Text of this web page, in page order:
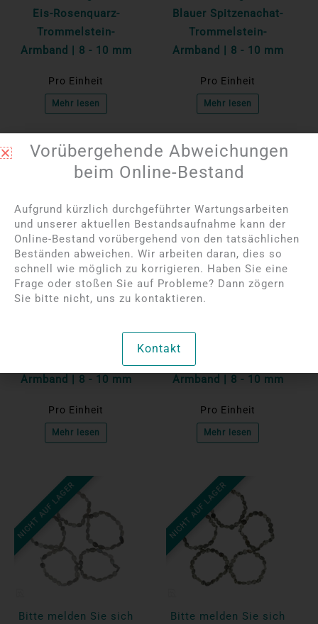
Eis-Rosenquarz-
Trommelstein-
Armband | 8 - 10 mm
Pro Einheit
Mehr lesen
Blauer Spitzenachat-
Trommelstein-
Armband | 8 - 10 mm
Pro Einheit
Mehr lesen
NICHT AUF LAGER
Bitte melden Sie sich
an, um die Preise
Armband | 8 - 10 mm
Pro Einheit
Mehr lesen
NICHT AUF LAGER
Bitte melden Sie sich
an, um die Preise
Trommelstein-
Armband | 8 - 10 mm
Pro Einheit
Mehr lesen
NICHT AUF LAGER
Bitte melden Sie sich
NICHT AUF LAGER
Bitte melden Sie sich
Vorübergehende Abweichungen
beim Online-Bestand
Aufgrund kürzlich durchgeführter Wartungsarbeiten
und unserer aktuellen Bestandsaufnahme kann der
Online-Bestand vorübergehend von den tatsächlichen
Beständen abweichen. Wir arbeiten daran, dies so
schnell wie möglich zu korrigieren. Haben Sie eine
Frage oder stoßen Sie auf Probleme? Dann zögern
Sie bitte nicht, uns zu kontaktieren.
Kontakt